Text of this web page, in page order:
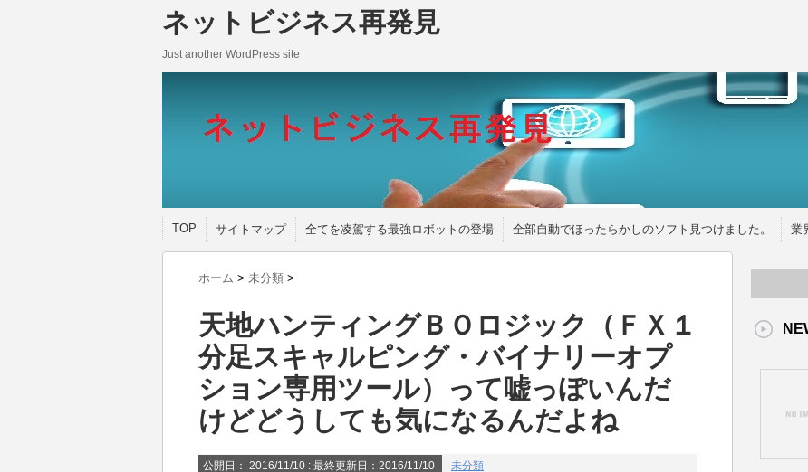
ネットビジネス再発見
Just another WordPress site
TOP サイトマップ 全てを凌駕する最強ロボットの登場 全部自動でほったらかしのソフト見つけました。 業
ホーム > 未分類 >
天地ハンティングＢＯロジック（ＦＸ１
分足スキャルピング・バイナリーオプ
ション専用ツール）って嘘っぽいんだ
けどどうしても気になるんだよね
公開日： 2016/11/10 : 最終更新日：2016/11/10 未分類